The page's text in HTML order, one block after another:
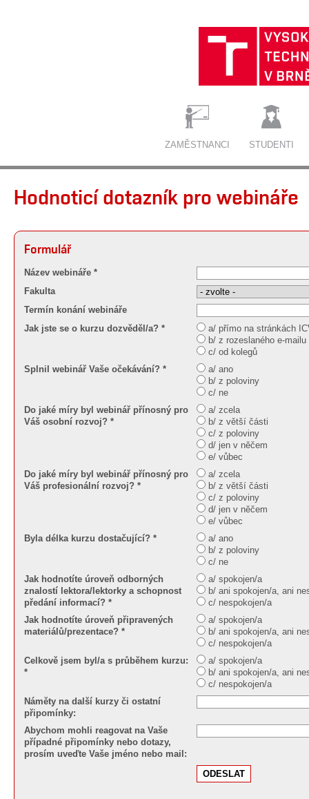
ZAMĚSTNANCI STUDENTI
Hodnoticí dotazník pro webináře
Formulář
Název webináře *
Fakulta
Termín konání webináře
Jak jste se o kurzu dozvěděl/a? *
a/ přímo na stránkách
b/ z rozeslaného e-mailu
c/ od kolegů
Splnil webinář Vaše očekávání? *
a/ ano
b/ z poloviny
c/ ne
Do jaké míry byl webinář přínosný pro
Váš osobní rozvoj? *
a/ zcela
b/ z větší části
c/ z poloviny
d/ jen v něčem
e/ vůbec
Do jaké míry byl webinář přínosný pro
Váš profesionální rozvoj? *
a/ zcela
b/ z větší části
c/ z poloviny
d/ jen v něčem
e/ vůbec
Byla délka kurzu dostačující? *
a/ ano
b/ z poloviny
c/ ne
Jak hodnotíte úroveň odborných
znalostí lektora/lektorky a schopnost
předání informací? *
a/ spokojen/a
b/ ani spokojen/a, ani
c/ nespokojen/a
Jak hodnotíte úroveň připravených
materiálů/prezentace? *
a/ spokojen/a
b/ ani spokojen/a, ani
c/ nespokojen/a
Celkově jsem byl/a s průběhem kurzu:
*
a/ spokojen/a
b/ ani spokojen/a, ani
c/ nespokojen/a
Náměty na další kurzy či ostatní
připomínky:
Abychom mohli reagovat na Vaše
případné připomínky nebo dotazy,
prosím uveďte Vaše jméno nebo mail: